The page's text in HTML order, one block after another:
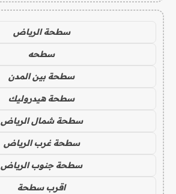
سطحة الرياض
سطحه
سطحة بين المدن
سطحة هيدروليك
سطحة شمال الرياض
سطحة غرب الرياض
سطحة جنوب الرياض
اقرب سطحة